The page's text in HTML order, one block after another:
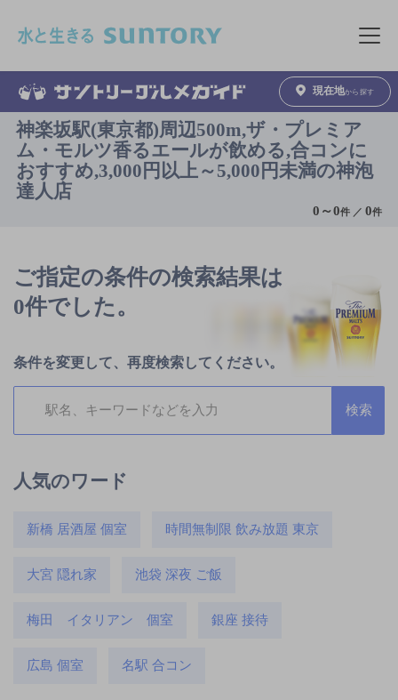
メニュ
現在地から探す
神楽坂駅(東京都)周辺500m,ザ・プレミア
ム・モルツ香るエールが飲める,合コンに
おすすめ,3,000円以上～5,000円未満の神泡
達人店
0 ～0件 ／0件
ご指定の条件の検索結果は
0件でした。
条件を変更して、再度検索してください。
人気のワード
新橋 居酒屋 個室 時間無制限 飲み放題 東京
大宮 隠れ家 池袋 深夜 ご飯
梅田 イタリアン 個室 銀座 接待
広島 個室 名駅 合コン